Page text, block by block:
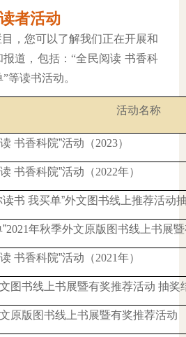
读者活动
，您可以了解我们正在开展和
道，包括：“全民阅读 书香科
等读书活动。
活动名称
书香科院”活动（2023）
书香科院”活动（2022年）
读书 我买单”外文图书线上推荐活动
2021年秋季外文原版图书线上书展
书香科院”活动（2021年）
图书线上书展暨有奖推荐活动 抽奖
原版图书线上书展暨有奖推荐活动